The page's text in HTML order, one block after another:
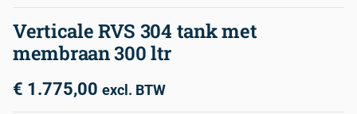
Verticale RVS 304 tank met
membraan 300 ltr
€ 1.775,00 excl. BTW